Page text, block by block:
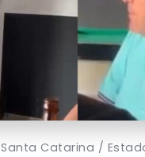
Santa Catarina /